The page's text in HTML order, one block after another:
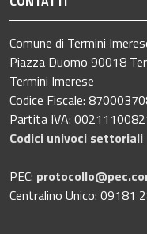
Comune di Termini
Piazza Duomo 90018
Termini Imerese
Codice Fiscale:
Partita IVA:
Codici univoci settoriali
PEC:
Centralino Unico: 09181